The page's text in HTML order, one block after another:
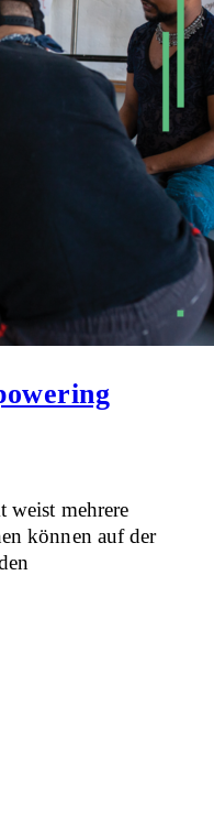
weist mehrere
können auf der